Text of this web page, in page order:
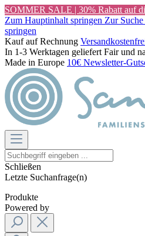
SOMMER SALE | 30% Rabatt auf
Zum Hauptinhalt springen Zur
springen
Kauf auf Rechnung
In 1-3 Werktagen geliefert Fair und
Made in Europe 10€ Newsletter-
Schließen
Letzte Suchanfrage(n)
Produkte
Powered by